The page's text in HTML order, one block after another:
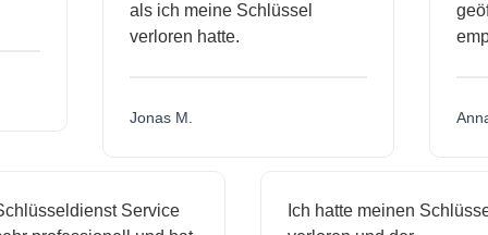
als ich meine Schlüssel
verloren hatte.
Jonas M.
Service
Ich hatte meinen Schlüssel